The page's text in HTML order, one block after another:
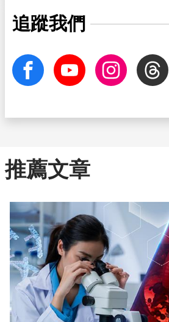
追蹤我們
facebook Youtube InstagramThreads
推薦文章